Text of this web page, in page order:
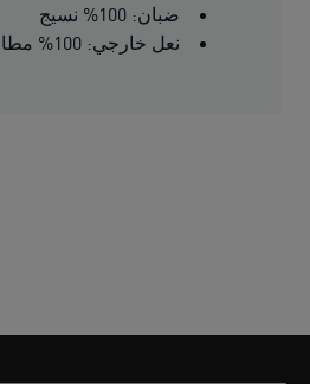
ضبان: 100% نسيج
نعل خارجي: 100% مطاط